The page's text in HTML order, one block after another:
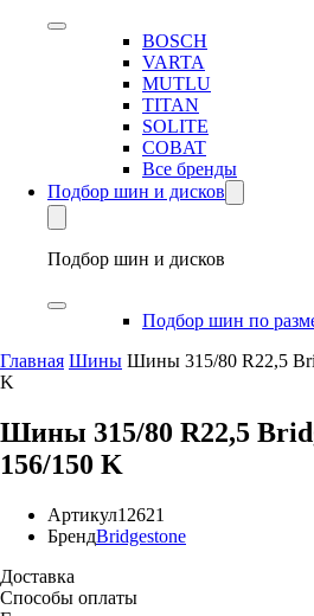
BOSCH
VARTA
MUTLU
TITAN
SOLITE
COBAT
Все бренды
Подбор шин и дисков
Подбор шин и дисков
Подбор шин по
Главная Шины Шины 315/80 R22,5
K
Шины 315/80 R22,5
156/150 K
Артикул12621
БрендBridgestone
Доставка
Способы оплаты